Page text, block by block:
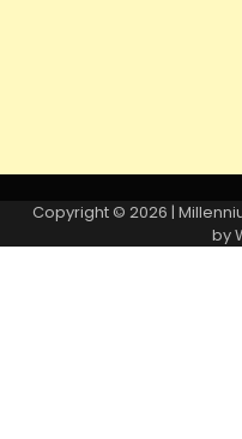
Copyright © 2026 |
by